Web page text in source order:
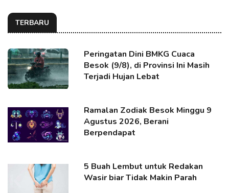
TERBARU
Peringatan Dini BMKG Cuaca
Besok (9/8), di Provinsi Ini Masih
Terjadi Hujan Lebat
Ramalan Zodiak Besok Minggu 9
Agustus 2026, Berani
Berpendapat
5 Buah Lembut untuk Redakan
Wasir biar Tidak Makin Parah